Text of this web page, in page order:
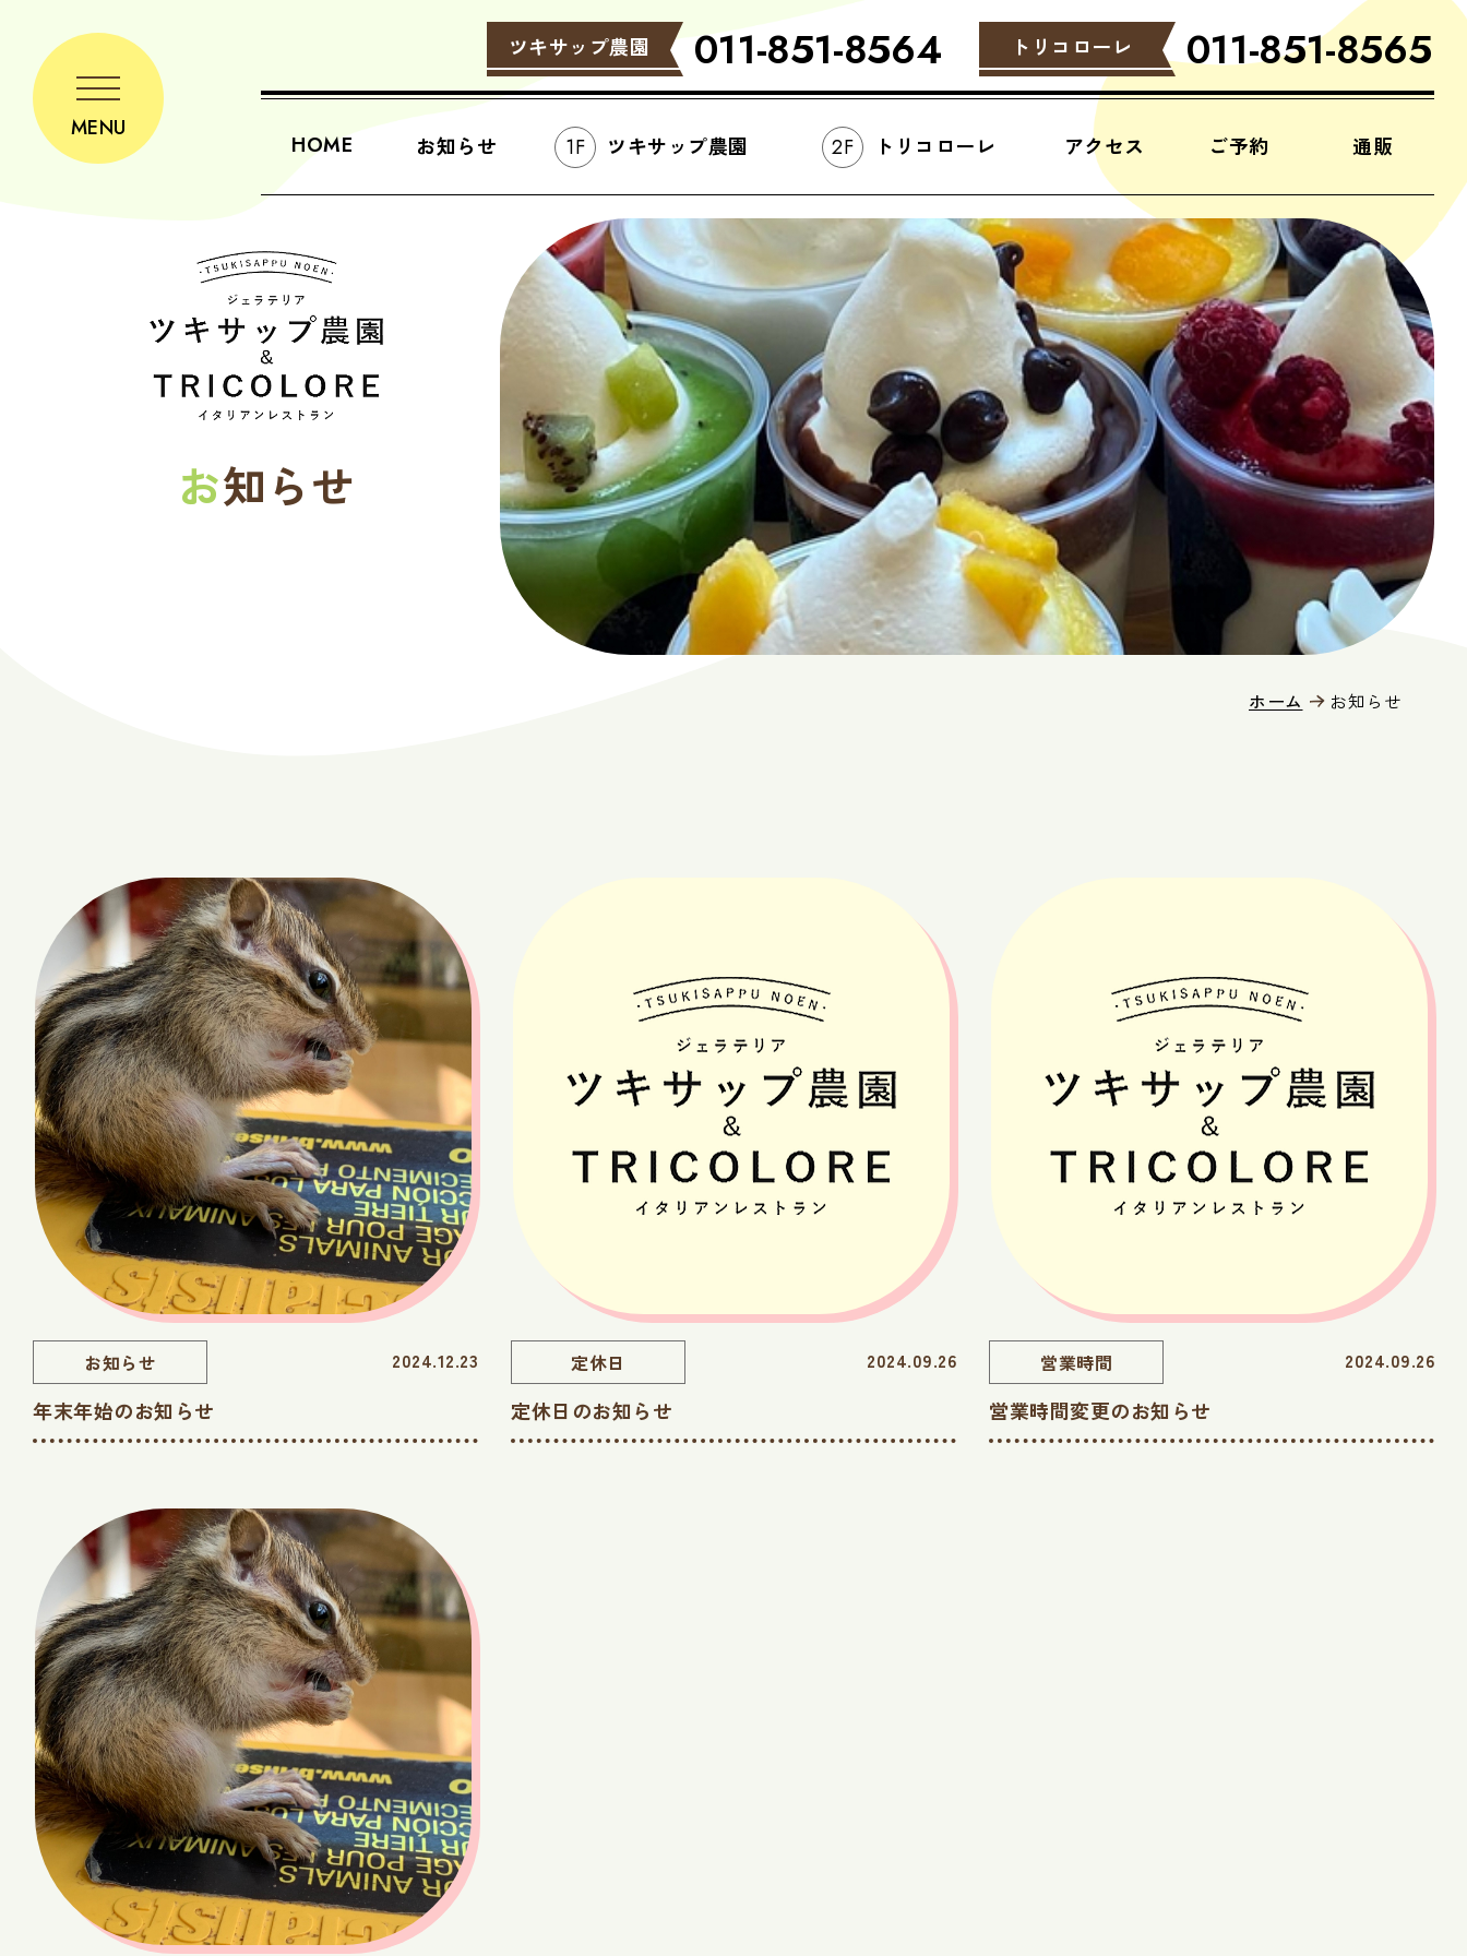
MENU
ツキサップ農園 011-851-8564 トリコローレ 011-851-8565
HOME お知らせ 1F ツキサップ農園 2F トリコローレ アクセス ご予約 通販
お知らせ
ホーム お知らせ
お知らせ 2024.12.23
年末年始のお知らせ
定休日 2024.09.26
定休日のお知らせ
営業時間 2024.09.26
営業時間変更のお知らせ